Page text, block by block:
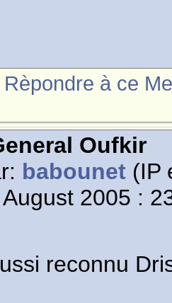
Rèpondre à ce
Oufkir
babounet (IP
2005 :
reconnu